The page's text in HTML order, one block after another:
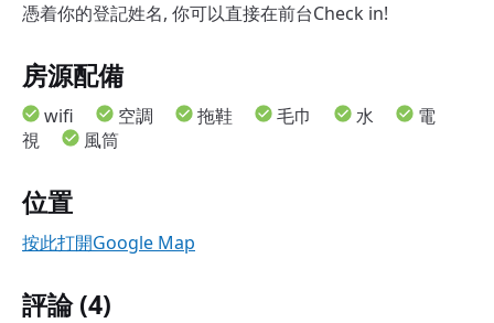
憑着你的登記姓名, 你可以直接在前台Check in!
房源配備
wifi 空調 拖鞋 毛巾 水
電
視
風筒
位置
按此打開Google Map
評論 (4)